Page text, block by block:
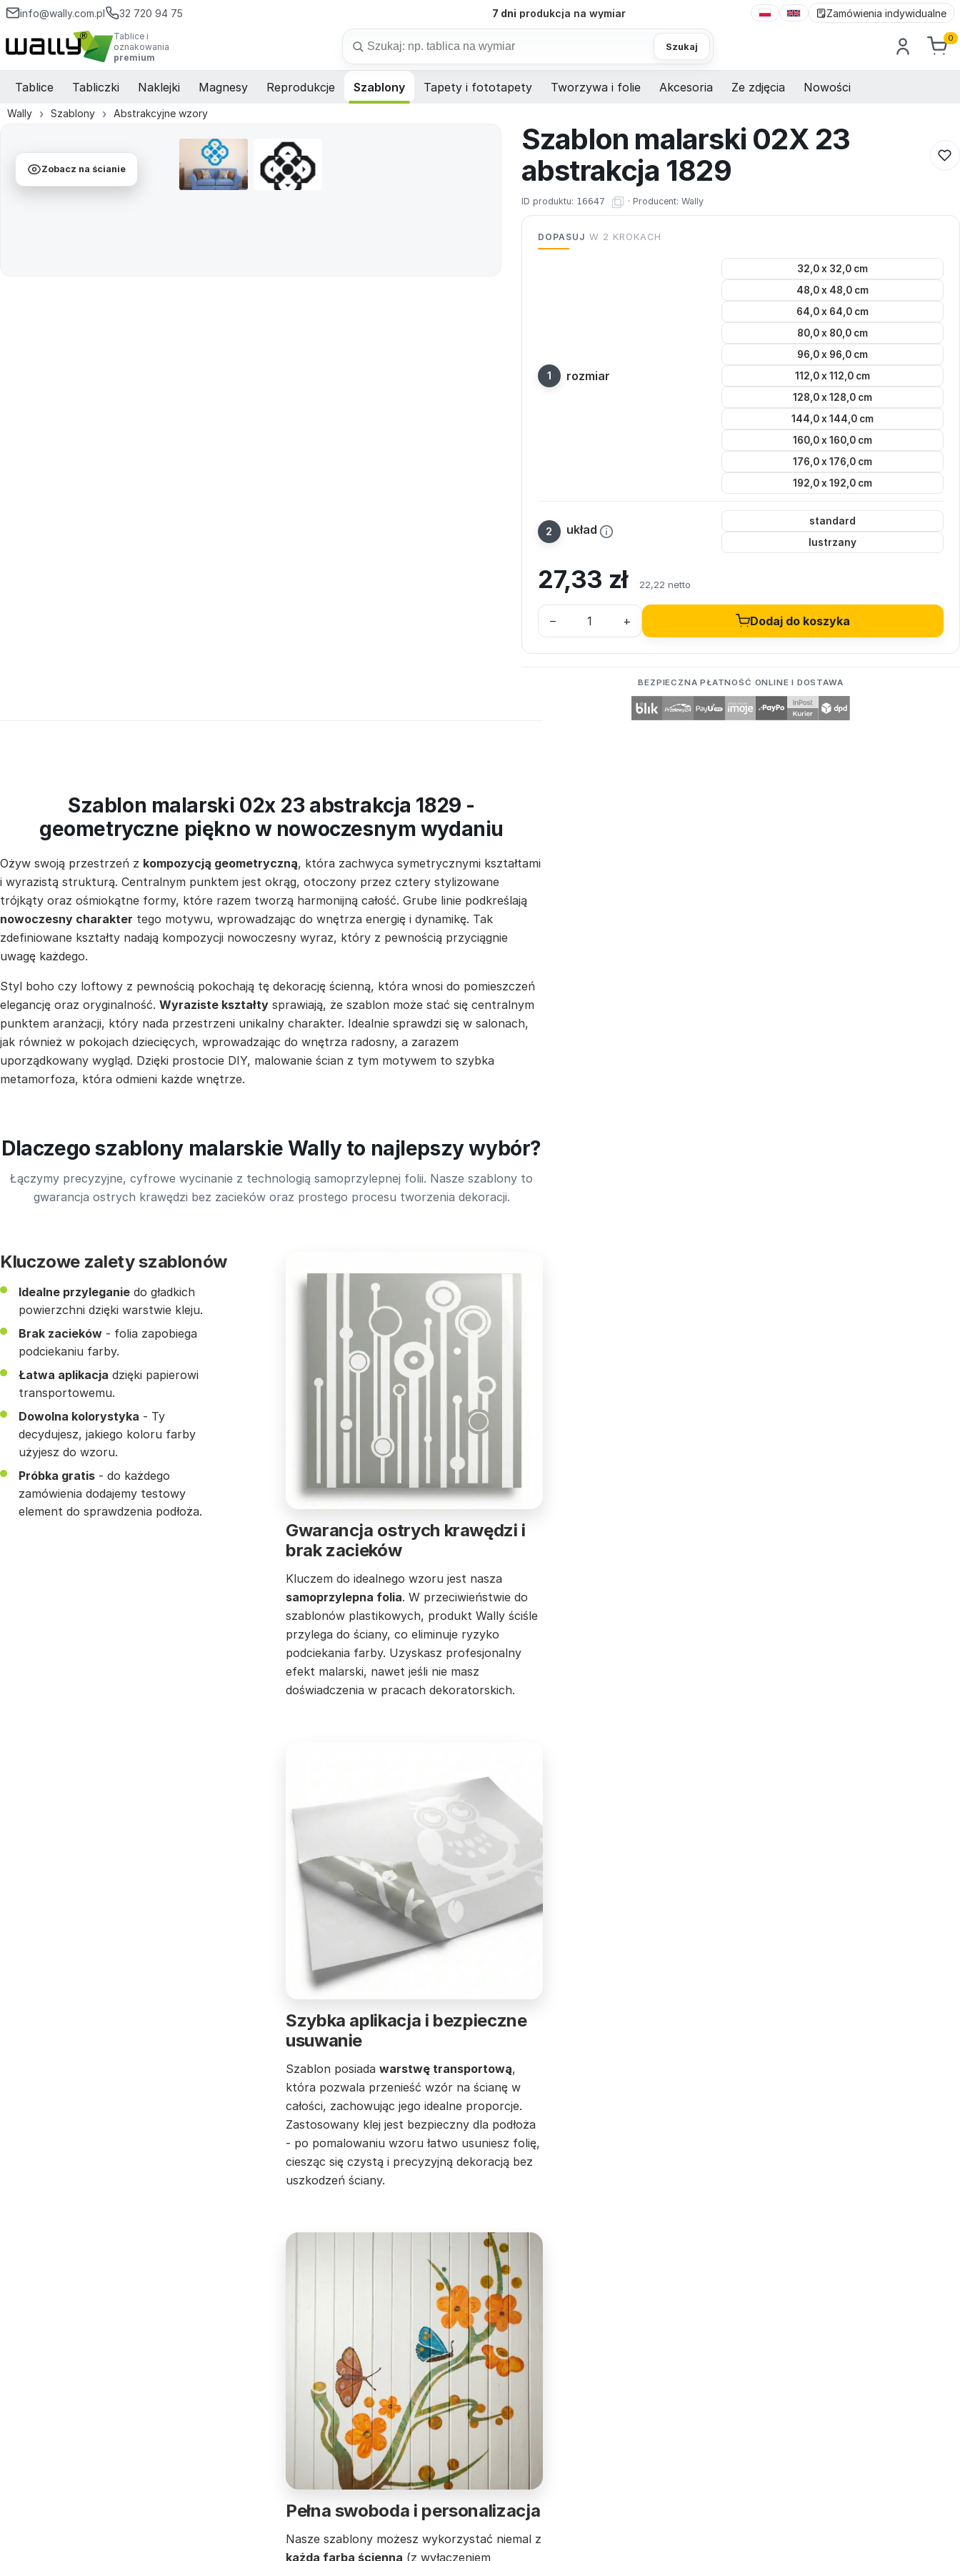
info@wally.com.pl 32 720 94 75 B2Bobsługa firm i instytucji Zamówienia indywidualne
Tablice i
oznakowania
premium
Szukaj
0
Tablice Tabliczki Naklejki Magnesy Reprodukcje Szablony Tapety i fototapety Tworzywa i folie Akcesoria Ze zdjęcia Nowości
Wally Szablony Abstrakcyjne wzory
Zobacz na ścianie
Szablon malarski 02X 23
abstrakcja 1829
ID produktu: 16647 · Producent: Wally
DOPASUJ W 2 KROKACH
rozmiar
32,0 x 32,0 cm
48,0 x 48,0 cm
64,0 x 64,0 cm
80,0 x 80,0 cm
96,0 x 96,0 cm
112,0 x 112,0 cm
128,0 x 128,0 cm
144,0 x 144,0 cm
160,0 x 160,0 cm
176,0 x 176,0 cm
192,0 x 192,0 cm
układ
standard
lustrzany
27,33 zł 22,22 netto
– + Dodaj do koszyka
BEZPIECZNA PŁATNOŚĆ ONLINE I DOSTAWA
Szablon malarski 02x 23 abstrakcja 1829 -
geometryczne piękno w nowoczesnym wydaniu
Ożyw swoją przestrzeń z kompozycją geometryczną, która zachwyca symetrycznymi kształtami
i wyrazistą strukturą. Centralnym punktem jest okrąg, otoczony przez cztery stylizowane
trójkąty oraz ośmiokątne formy, które razem tworzą harmonijną całość. Grube linie podkreślają
nowoczesny charakter tego motywu, wprowadzając do wnętrza energię i dynamikę. Tak
zdefiniowane kształty nadają kompozycji nowoczesny wyraz, który z pewnością przyciągnie
uwagę każdego.
Styl boho czy loftowy z pewnością pokochają tę dekorację ścienną, która wnosi do pomieszczeń
elegancję oraz oryginalność. Wyraziste kształty sprawiają, że szablon może stać się centralnym
punktem aranżacji, który nada przestrzeni unikalny charakter. Idealnie sprawdzi się w salonach,
jak również w pokojach dziecięcych, wprowadzając do wnętrza radosny, a zarazem
uporządkowany wygląd. Dzięki prostocie DIY, malowanie ścian z tym motywem to szybka
metamorfoza, która odmieni każde wnętrze.
Dlaczego szablony malarskie Wally to najlepszy wybór?
Łączymy precyzyjne, cyfrowe wycinanie z technologią samoprzylepnej folii. Nasze szablony to
gwarancja ostrych krawędzi bez zacieków oraz prostego procesu tworzenia dekoracji.
Kluczowe zalety szablonów
Idealne przyleganie do gładkich
powierzchni dzięki warstwie kleju.
Brak zacieków - folia zapobiega
podciekaniu farby.
Łatwa aplikacja dzięki papierowi
transportowemu.
Dowolna kolorystyka - Ty
decydujesz, jakiego koloru farby
użyjesz do wzoru.
Próbka gratis - do każdego
zamówienia dodajemy testowy
element do sprawdzenia podłoża.
Gwarancja ostrych krawędzi i
brak zacieków
Kluczem do idealnego wzoru jest nasza
samoprzylepna folia. W przeciwieństwie do
szablonów plastikowych, produkt Wally ściśle
przylega do ściany, co eliminuje ryzyko
podciekania farby. Uzyskasz profesjonalny
efekt malarski, nawet jeśli nie masz
doświadczenia w pracach dekoratorskich.
Szybka aplikacja i bezpieczne
usuwanie
Szablon posiada warstwę transportową,
która pozwala przenieść wzór na ścianę w
całości, zachowując jego idealne proporcje.
Zastosowany klej jest bezpieczny dla podłoża
- po pomalowaniu wzoru łatwo usuniesz folię,
ciesząc się czystą i precyzyjną dekoracją bez
uszkodzeń ściany.
Pełna swoboda i personalizacja
Nasze szablony możesz wykorzystać niemal z
każdą farbą ścienną (z wyłączeniem